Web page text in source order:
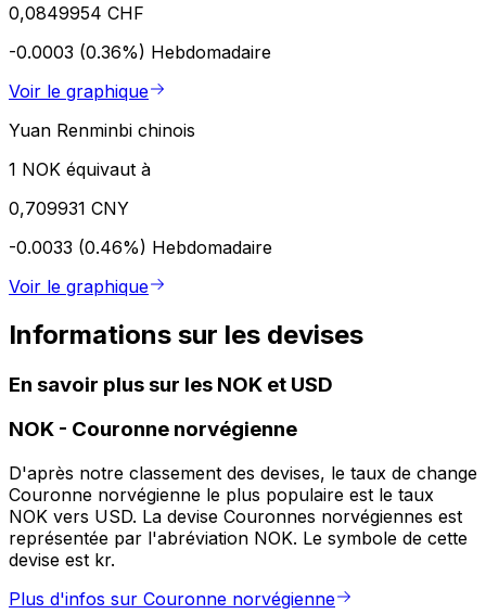
0,0849954 CHF
-0.0003 (0.36%) Hebdomadaire
Voir le graphique
Yuan Renminbi chinois
1 NOK équivaut à
0,709931 CNY
-0.0033 (0.46%) Hebdomadaire
Voir le graphique
Informations sur les devises
En savoir plus sur les NOK et USD
NOK - Couronne norvégienne
D'après notre classement des devises, le taux de change
Couronne norvégienne le plus populaire est le taux
NOK vers USD. La devise Couronnes norvégiennes est
représentée par l'abréviation NOK. Le symbole de cette
devise est kr.
Plus d'infos sur Couronne norvégienne